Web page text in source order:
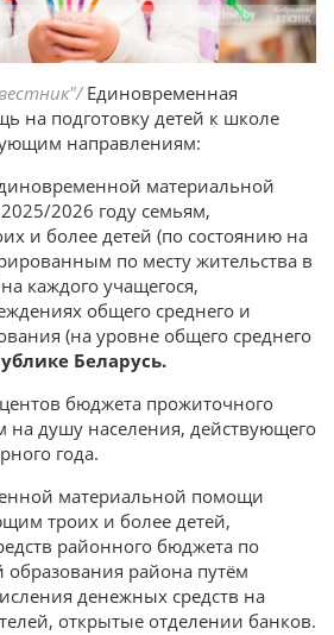
Единовременная
на подготовку детей к школе
направлениям:
материальной
2026 году семьям,
и более детей (по состоянию на
по месту жительства в
каждого учащегося,
общего среднего и
(на уровне общего среднего
Беларусь.
бюджета прожиточного
душу населения, действующего
года.
материальной помощи
троих и более детей,
районного бюджета по
района путём
денежных средств на
открытые отделении банков.